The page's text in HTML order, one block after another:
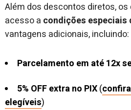
Além dos descontos diretos,
acesso a condições especiais
vantagens adicionais, incluindo:
Parcelamento em até 12x
5% OFF extra no PIX(
elegíveis)